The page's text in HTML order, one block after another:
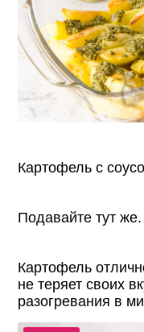
Картофель с
Подавайте тут же.
Картофель
не теряет своих
разогревания в